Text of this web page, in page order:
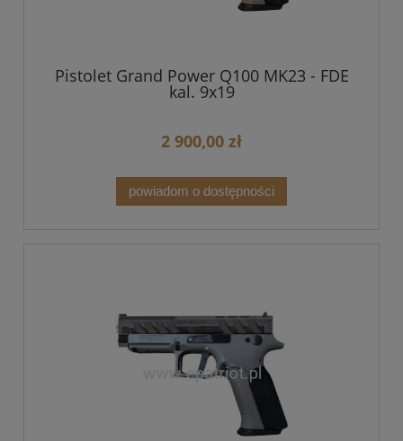
Pistolet Grand Power Q100 MK23 - FDE
kal. 9x19
2 900,00 zł
powiadom o dostępności